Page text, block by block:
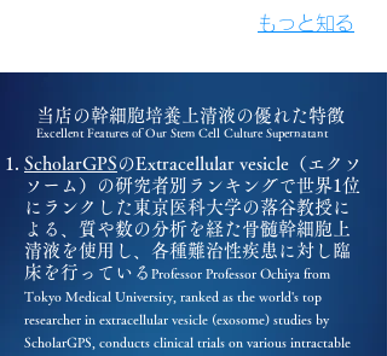
もっと知る
​当店の幹細胞培養上清液 の優れた特徴
Excellent Features of Our Stem Cell Culture Supernatant
ScholarGPS のExtracellular vesicle（エクソ
ソーム）の研究者別ランキングで世界1位
にランクした東京医科大学の落谷教授に
よる、質や数の分析を経た骨髄幹細胞上
清液を使用し、各種難治性疾患に対し臨
床を行っている Professor Professor Ochiya from
Tokyo Medical University, ranked as the world's top
researcher in extracellular vesicle (exosome) studies by
ScholarGPS, conducts clinical trials on various intractable